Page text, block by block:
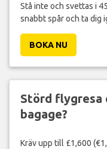
Stå inte och svettas i
snabbt spår och ta dig
BOKA NU
Störd
bagage?
Kräv upp till £1,600